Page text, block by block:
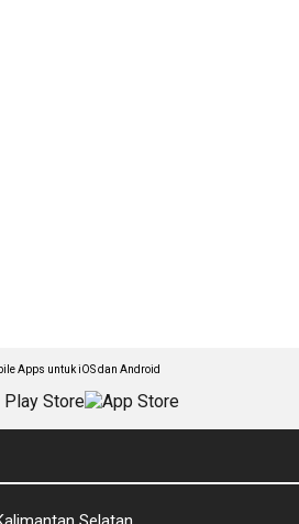
Apps untuk iOS dan Android